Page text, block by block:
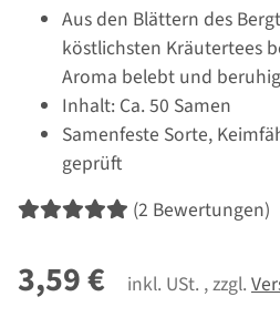
Aus den Blättern des
köstlichsten Kräutertees
Aroma belebt und
Inhalt: Ca. 50 Samen
Samenfeste Sorte,
geprüft
(2 Bewertungen)
3,59 € inkl. USt. , zzgl.